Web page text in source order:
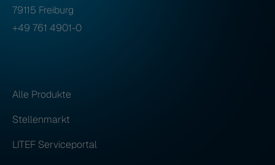
79115 Freiburg
+49 761 4901-0
Alle Produkte
Stellenmarkt
LITEF Serviceportal